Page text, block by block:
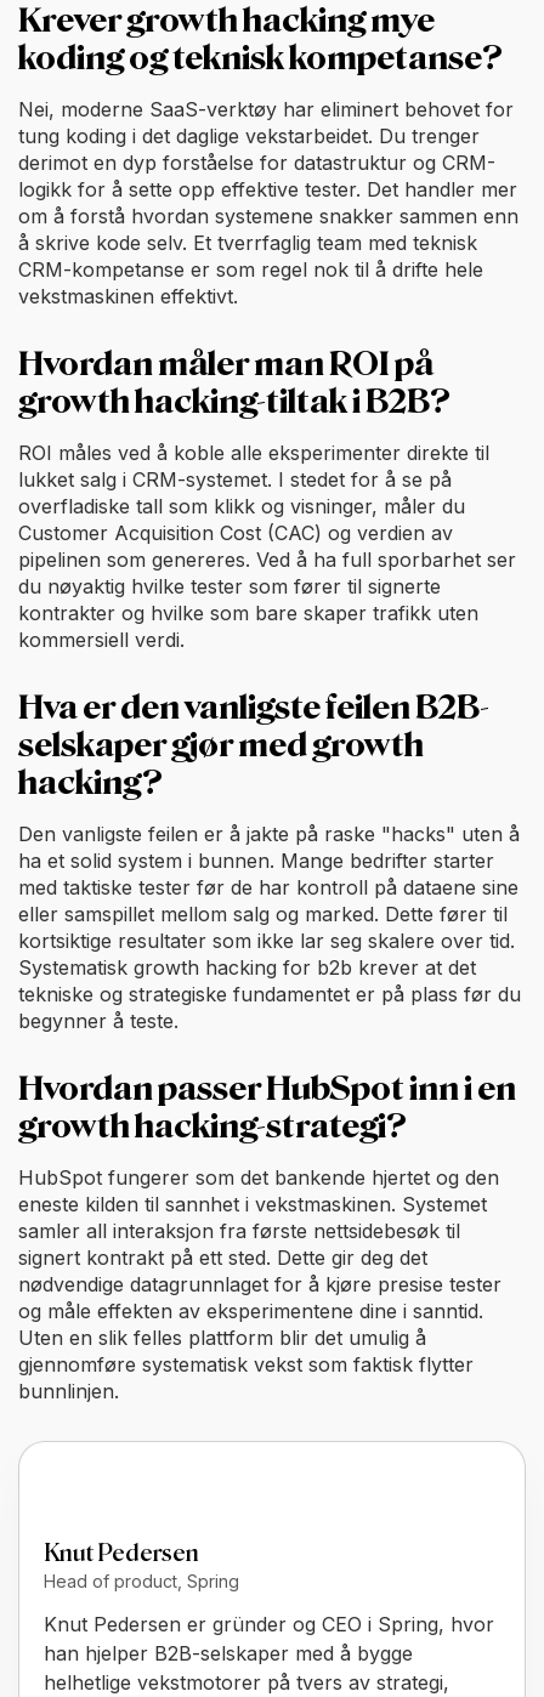
Krever growth hacking mye
koding og teknisk kompetanse?
Nei, moderne SaaS-verktøy har eliminert behovet for
tung koding i det daglige vekstarbeidet. Du trenger
derimot en dyp forståelse for datastruktur og CRM-
logikk for å sette opp effektive tester. Det handler mer
om å forstå hvordan systemene snakker sammen enn
å skrive kode selv. Et tverrfaglig team med teknisk
CRM-kompetanse er som regel nok til å drifte hele
vekstmaskinen effektivt.
Hvordan måler man ROI på
growth hacking-tiltak i B2B?
ROI måles ved å koble alle eksperimenter direkte til
lukket salg i CRM-systemet. I stedet for å se på
overfladiske tall som klikk og visninger, måler du
Customer Acquisition Cost (CAC) og verdien av
pipelinen som genereres. Ved å ha full sporbarhet ser
du nøyaktig hvilke tester som fører til signerte
kontrakter og hvilke som bare skaper trafikk uten
kommersiell verdi.
Hva er den vanligste feilen B2B-
selskaper gjør med growth
hacking?
Den vanligste feilen er å jakte på raske "hacks" uten å
ha et solid system i bunnen. Mange bedrifter starter
med taktiske tester før de har kontroll på dataene sine
eller samspillet mellom salg og marked. Dette fører til
kortsiktige resultater som ikke lar seg skalere over tid.
Systematisk growth hacking for b2b krever at det
tekniske og strategiske fundamentet er på plass før du
begynner å teste.
Hvordan passer HubSpot inn i en
growth hacking-strategi?
HubSpot fungerer som det bankende hjertet og den
eneste kilden til sannhet i vekstmaskinen. Systemet
samler all interaksjon fra første nettsidebesøk til
signert kontrakt på ett sted. Dette gir deg det
nødvendige datagrunnlaget for å kjøre presise tester
og måle effekten av eksperimentene dine i sanntid.
Uten en slik felles plattform blir det umulig å
gjennomføre systematisk vekst som faktisk flytter
bunnlinjen.
Knut Pedersen
Head of product, Spring
Knut Pedersen er gründer og CEO i Spring, hvor
han hjelper B2B-selskaper med å bygge
helhetlige vekstmotorer på tvers av strategi,